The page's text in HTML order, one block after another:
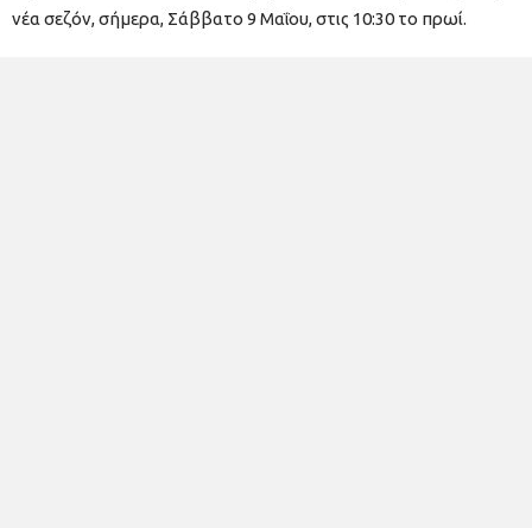
νέα σεζόν, σήμερα, Σάββατο 9 Μαΐου, στις 10:30 το πρωί.